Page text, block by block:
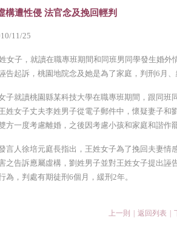
構遭性侵 法官念及挽回輕判
11/25
女子，就讀在職專班期間和同班男同學發生婚
告起訴，桃園地院念及她是為了家庭，判刑6月、
子就讀桃園縣某科技大學在職專班期間，跟同
姓女子丈夫李姓男子從電子郵件中，懷疑妻子和
方一度考慮離婚，之後因考慮小孩和家庭和諧作罷
言人徐培元庭長指出，王姓女子為了挽回夫妻
之告訴應屬虛構，劉姓男子並對王姓女子提出誣
為，判處有期徒刑6個月，緩刑2年。
上一則 返回列表